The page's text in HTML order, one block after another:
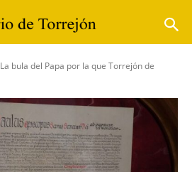
La bula del Papa por la que Torrejón de